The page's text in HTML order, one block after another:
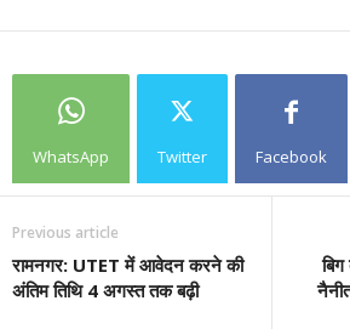
WhatsApp Twitter Facebook
Previous article
रामनगर: UTET में आवेदन करने की
अंतिम तिथि 4 अगस्त तक बढ़ी